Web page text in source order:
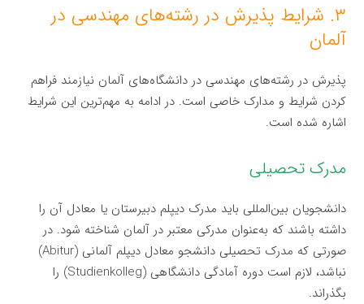
۳. شرایط پذیرش در رشته‌های مهندسی در
آلمان
پذیرش در رشته‌های مهندسی در دانشگاه‌های آلمان نیازمند فراهم
کردن شرایط و مدارک خاصی است. در ادامه به مهم‌ترین این شرایط
اشاره شده است.
مدرک تحصیلی
دانشجویان بین‌المللی باید مدرک دیپلم دبیرستان یا معادل آن را
داشته باشند که به‌عنوان مدرکی معتبر در آلمان شناخته شود. در
صورتی که مدرک تحصیلی دانشجو معادل دیپلم آلمانی (Abitur)
نباشد، لازم است دوره آمادگی دانشگاهی (Studienkolleg) را
بگذراند.